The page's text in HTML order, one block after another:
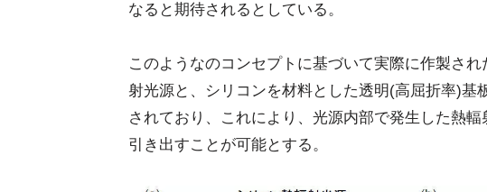
なると期待されるとしている。
このようなのコンセプトに基づいて実際に作製さ
射光源と、シリコンを材料とした透明(高屈折率)基
されており、これにより、光源内部で発生した熱
引き出すことが可能とする。